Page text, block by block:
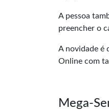
A pessoa
preencher o
A novidade é
Online com
Mega-